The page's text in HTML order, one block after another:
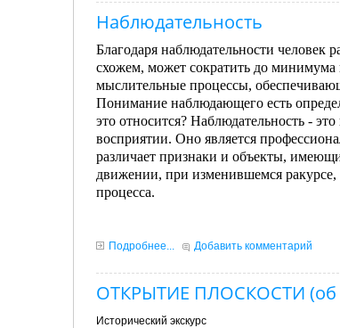
Наблюдательность
Благодаря наблюдательности человек
схожем, может сократить до минимума
мыслительные процессы,
Понимание наблюдающего есть
это относится? Наблюдательность -
восприятии. Оно является
различает признаки и объекты,
движении, при изменившемся ракурсе,
процесса.
Подробнее... Добавить комментарий
ОТКРЫТИЕ ПЛОСКОСТИ (об
Исторический экскурс